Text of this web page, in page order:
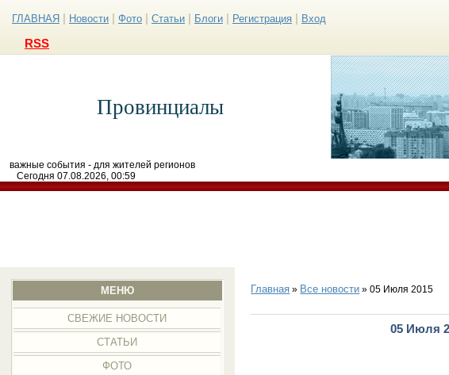
ГЛАВНАЯ Новости Фото Статьи Блоги Регистрация Вход
RSS
Провинциалы
важные события - для жителей регионов
Сегодня 07.08.2026, 00:59
МЕНЮ
СВЕЖИЕ НОВОСТИ
СТАТЬИ
ФОТО
Главная » Все новости » 05 Июля 2015
05 Июля